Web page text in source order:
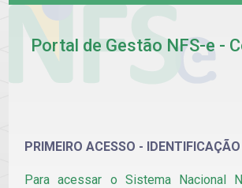
Portal de Gestão NFS-e -
PRIMEIRO ACESSO - IDENTIFICAÇÃO
Para acessar o Sistema Nacional